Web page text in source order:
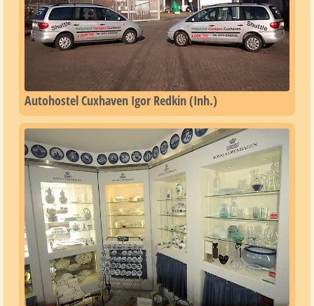
Autohostel Cuxhaven Igor Redkin (Inh.)